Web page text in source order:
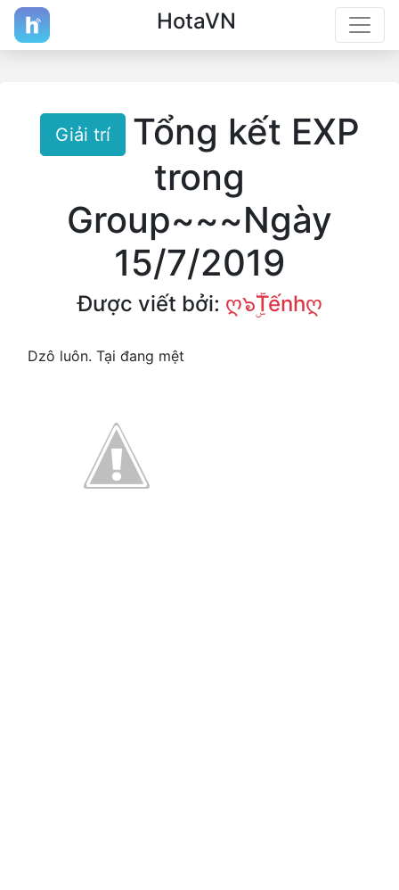
HotaVN
Giải trí
Tổng kết EXP
trong
Group~~~Ngày
15/7/2019
Được viết bởi: ღ๖ۣۜTếnhღ
Dzô luôn. Tại đang mệt